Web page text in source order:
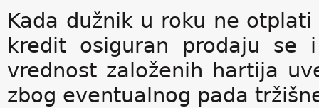
Kada dužnik u roku ne
kredit osiguran prodaju se
vrednost založenih hartija
zbog eventualnog pada